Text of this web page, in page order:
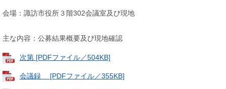
会場：諏訪市役所３階302会議室及び現地
主な内容：公募結果概要及び現地確認
次第 [PDFファイル／504KB]
会議録 [PDFファイル／355KB]